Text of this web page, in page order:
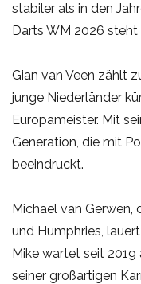
stabiler als in den
Darts WM 2026 steht
Gian van Veen zählt
junge Niederländer
Europameister. Mit
Generation, die mit
beeindruckt.
Michael van
und Humphries,
Mike wartet seit
seiner großartigen